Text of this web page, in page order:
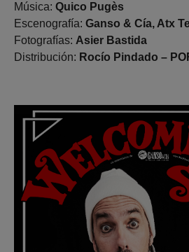
Música: Quico Pugès
Escenografía: Ganso & Cía, Atx
Fotografías: Asier Bastida
Distribución: Rocío Pindado –